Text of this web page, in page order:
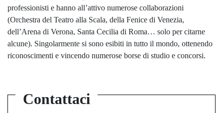
professionisti e hanno all’attivo numerose collaborazioni
(Orchestra del Teatro alla Scala, della Fenice di Venezia,
dell’Arena di Verona, Santa Cecilia di Roma… solo per citarne
alcune). Singolarmente si sono esibiti in tutto il mondo, ottenendo
riconoscimenti e vincendo numerose borse di studio e concorsi.
Contattaci